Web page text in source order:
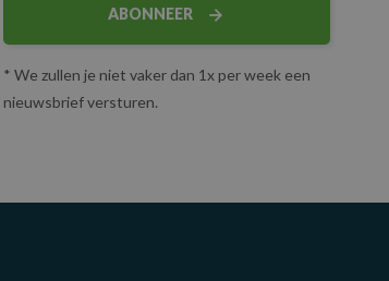
ABONNEER
* We zullen je niet vaker dan 1x per week een
nieuwsbrief versturen.